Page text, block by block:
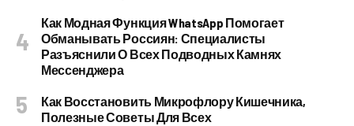
Как Модная Функция WhatsApp Помогает
Обманывать Россиян: Специалисты
Разъяснили О Всех Подводных Камнях
Мессенджера
Как Восстановить Микрофлору Кишечника,
Полезные Советы Для Всех